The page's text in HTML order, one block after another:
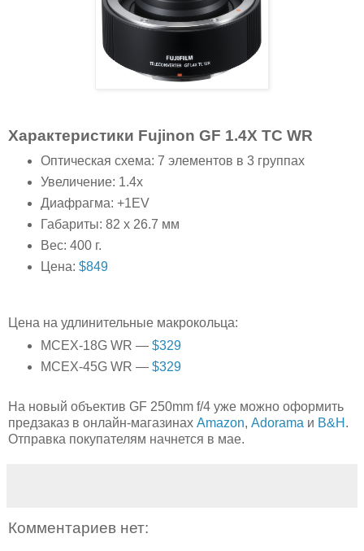
Характеристики Fujinon GF 1.4X TC WR
Оптическая схема: 7 элементов в 3 группах
Увеличение: 1.4x
Диафрагма: +1EV
Габариты: 82 x 26.7 мм
Вес: 400 г.
Цена: $849
Цена на удлинительные макрокольца:
MCEX-18G WR — $329
MCEX-45G WR — $329
На новый объектив GF 250mm f/4 уже можно оформить
предзаказ в онлайн-магазинах Amazon, Adorama и B&H .
Отправка покупателям начнется в мае.
Комментариев нет: